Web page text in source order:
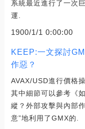
系統最近進行了一次
運.
1900/1/1 0:00:00
KEEP:一文探討
作惡？
AVAX/USD進行價格
其中細節可以參考《
縱？外部攻擊與內部
意”地利用了GMX的.